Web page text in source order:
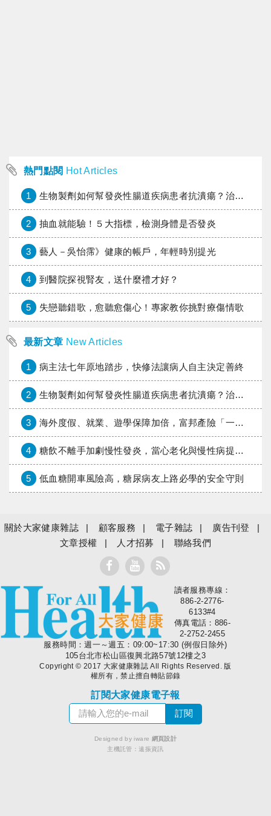
熱門點閱 Hot Articles
1 生物製劑如何幫發炎性腸道疾病患者抗潰瘍？治療進展與健保給付困境一次看
2 抽血就能驗！５大指標，檢測身體是否發炎
3 藝人－吳怡霈》健康的帳戶，年輕時別提光
4 到醫院探視腎友，送什麼禮才好？
5 失戀聽錯歌，愈聽愈傷心！專家教你挑對療傷情歌
最新文章 New Articles
1 病主法七年原地踏步，快修法讓病人自主決定善終
2 生物製劑如何幫發炎性腸道疾病患者抗潰瘍？治療進展與健保給付困境一次看
3 海外度假、就業、遊學保障加倍，富邦產險「一期逐夢」專案加碼遠距醫療與緊急救援
4 糖飲不離手加劇慢性發炎，當心老化與慢性病提早報到
5 低血糖開車風險高，糖尿病友上路必學的安全守則
關於大家健康雜誌 顧客服務 電子雜誌
廣告刊登
文章授權
人才招募 聯絡我們
大家健康
讀者服務專線：
886-2-2776-
6133#4
傳真電話：886-
2-2752-2455
服務時間：週一～週五：09:00~17:30 (例假日除外)
105台北市松山區復興北路57號12樓之3
Copyright © 2017 大家健康雜誌 All Rights Reserved. 版
權所有，禁止擅自轉貼節錄
訂閱大家健康電子報
Designed by iware 網頁設計
主機託管：遠振資訊